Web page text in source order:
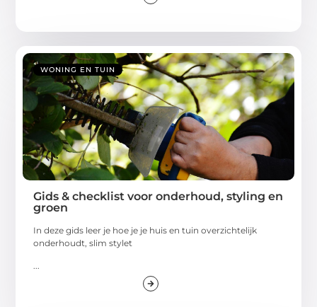
WONING EN TUIN
Gids & checklist voor onderhoud, styling en
groen
In deze gids leer je hoe je je huis en tuin overzichtelijk
onderhoudt, slim stylet
...